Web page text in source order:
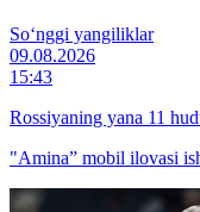
So‘nggi yangiliklar
09.08.2026
15:43
Rossiyaning yana 11
"Amina” mobil ilovasi